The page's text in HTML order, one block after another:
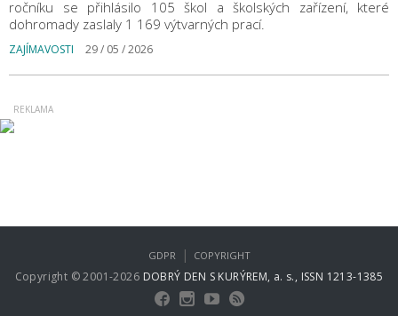
ročníku se přihlásilo 105 škol a školských zařízení, které
dohromady zaslaly 1 169 výtvarných prací.
ZAJÍMAVOSTI 29 / 05 / 2026
Copyright © 2001-2026 DOBRÝ DEN S KURÝREM, a. s., ISSN 1213-1385
GDPR | COPYRIGHT